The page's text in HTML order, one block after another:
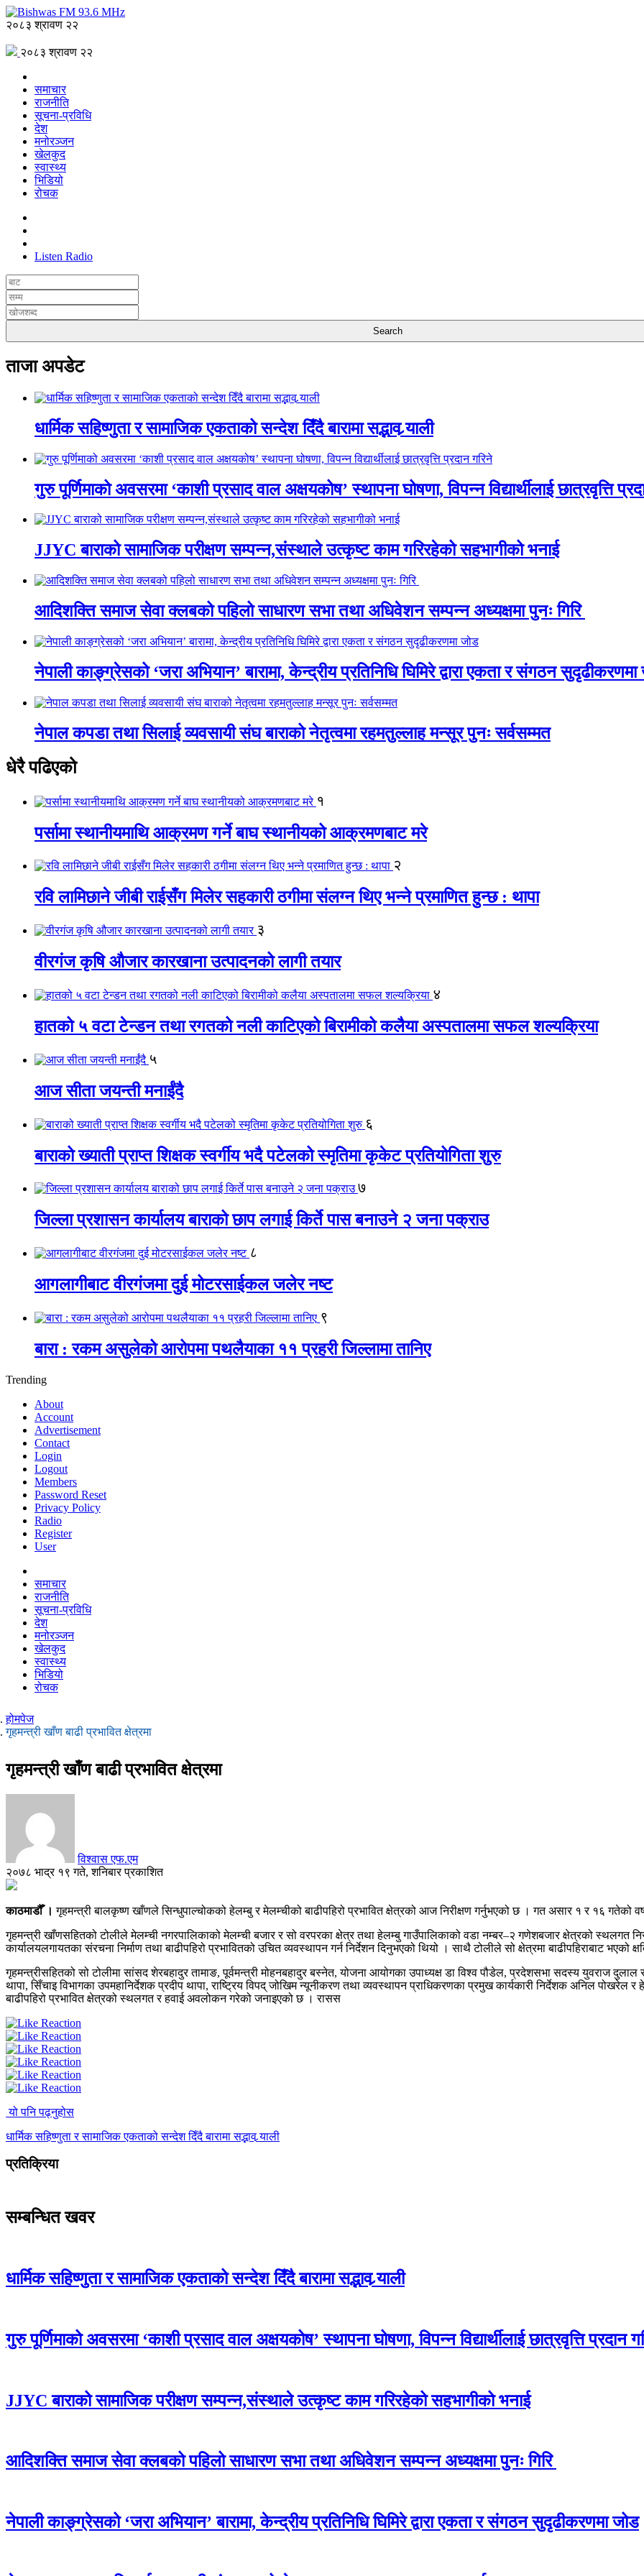
२०८३ श्रावण २२
२०८३ श्रावण २२
समाचार
राजनीति
सूचना-प्रविधि
देश
मनोरञ्जन
खेलकुद
स्वास्थ्य
भिडियो
रोचक
Listen Radio
ताजा अपडेट
धार्मिक सहिष्णुता र सामाजिक एकताको सन्देश दिँदै बारामा सद्भाव र्‍याली
गुरु पूर्णिमाको अवसरमा ‘काशी प्रसाद वाल अक्षयकोष’ स्थापना घोषणा, विपन्न विद्यार्थीलाई छात्रवृत्ति
JJYC बाराको सामाजिक परीक्षण सम्पन्न,संस्थाले उत्कृष्ट काम गरिरहेको सहभागीको भनाई
आदिशक्ति समाज सेवा क्लबको पहिलो साधारण सभा तथा अधिवेशन सम्पन्न अध्यक्षमा पुनः गिरि
नेपाली काङ्ग्रेसको ‘जरा अभियान’ बारामा, केन्द्रीय प्रतिनिधि घिमिरे द्वारा एकता र संगठन
नेपाल कपडा तथा सिलाई व्यवसायी संघ बाराको नेतृत्वमा रहमतुल्लाह मन्सूर पुनः सर्वसम्मत
धेरै पढिएको
१
पर्सामा स्थानीयमाथि आक्रमण गर्ने बाघ स्थानीयको आक्रमणबाट मरे
२
रवि लामिछाने जीबी राईसँग मिलेर सहकारी ठगीमा संलग्न थिए भन्ने प्रमाणित हुन्छ : थापा
३
वीरगंज कृषि औजार कारखाना उत्पादनको लागी तयार
४
हातको ५ वटा टेन्डन तथा रगतको नली काटिएको बिरामीको कलैया अस्पतालमा सफल शल्यक्रिया
५
आज सीता जयन्ती मनाईंदै
६
बाराको ख्याती प्राप्त शिक्षक स्वर्गीय भदै पटेलको स्मृतिमा कृकेट प्रतियोगिता शुरु
७
जिल्ला प्रशासन कार्यालय बाराको छाप लगाई किर्ते पास बनाउने २ जना पक्राउ
८
आगलागीबाट वीरगंजमा दुई मोटरसाईकल जलेर नष्ट
९
बारा : रकम असुलेको आरोपमा पथलैयाका ११ प्रहरी जिल्लामा तानिए
Trending
About
Account
Advertisement
Contact
Login
Logout
Members
Password Reset
Privacy Policy
Radio
Register
User
समाचार
राजनीति
सूचना-प्रविधि
देश
मनोरञ्जन
खेलकुद
स्वास्थ्य
भिडियो
रोचक
होमपेज
गृहमन्त्री खाँण बाढी प्रभावित क्षेत्रमा
गृहमन्त्री खाँण बाढी प्रभावित क्षेत्रमा
विश्वास एफ.एम
२०७८ भाद्र १९ गते, शनिबार प्रकाशित
काठमाडौँ ।गृहमन्त्री बालकृष्ण खाँणले सिन्धुपाल्चोकको हेलम्बु र मेलम्चीको बाढीपहिरो प्रभावित क्षेत्रको आज निरीक्षण गर्नुभएको छ । गत असार १ र १६ गतेको
गृहमन्त्री खाँणसहितको टोलीले मेलम्ची नगरपालिकाको मेलम्ची बजार र सो वरपरका क्षेत्र तथा हेलम्बु गाउँपालिकाको वडा नम्बर–२ गणेशबजार क्षेत्रको
कार्यालयलगायतका संरचना निर्माण तथा बाढीपहिरो प्रभावितको उचित व्यवस्थापन गर्न निर्देशन दिनुभएको थियो । साथै टोलीले सो क्षेत्रमा बाढीपहिराबाट भएको
गृहमन्त्रीसहितको सो टोलीमा सांसद शेरबहादुर तामाङ, पूर्वमन्त्री मोहनबहादुर बस्नेत, योजना आयोगका उपाध्यक्ष डा विश्व पौडेल, प्रदेशसभा सदस्य युवराज
थापा, सिँचाइ विभागका उपमहानिर्देशक प्रदीप थापा, राष्ट्रिय विपद् जोखिम न्यूनीकरण तथा व्यवस्थापन प्राधिकरणका प्रमुख कार्यकारी निर्देशक अनिल पोखरेल
बाढीपहिरो प्रभावित क्षेत्रको स्थलगत र हवाई अवलोकन गरेको जनाइएको छ । रासस
यो पनि पढ्नुहोस
धार्मिक सहिष्णुता र सामाजिक एकताको सन्देश दिँदै बारामा सद्भाव र्‍याली
प्रतिक्रिया
सम्बन्धित खवर
धार्मिक सहिष्णुता र सामाजिक एकताको सन्देश दिँदै बारामा सद्भाव र्‍याली
गुरु पूर्णिमाको अवसरमा ‘काशी प्रसाद वाल अक्षयकोष’ स्थापना घोषणा, विपन्न विद्यार्थीलाई छात्रवृत्ति प्रदान
JJYC बाराको सामाजिक परीक्षण सम्पन्न,संस्थाले उत्कृष्ट काम गरिरहेको सहभागीको भनाई
आदिशक्ति समाज सेवा क्लबको पहिलो साधारण सभा तथा अधिवेशन सम्पन्न अध्यक्षमा पुनः गिरि
नेपाली काङ्ग्रेसको ‘जरा अभियान’ बारामा, केन्द्रीय प्रतिनिधि घिमिरे द्वारा एकता र संगठन सुदृढीकरणमा जोड